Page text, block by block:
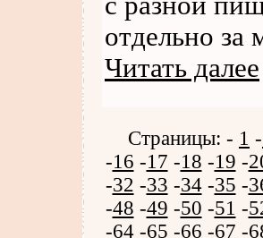
отдельно
Читать далее
Страницы: - 1 -
-16 -17 -18 -19 -
-32 -33 -34-35 -
-48 -49 -50 -51 -
-64-65 -66 -67 -